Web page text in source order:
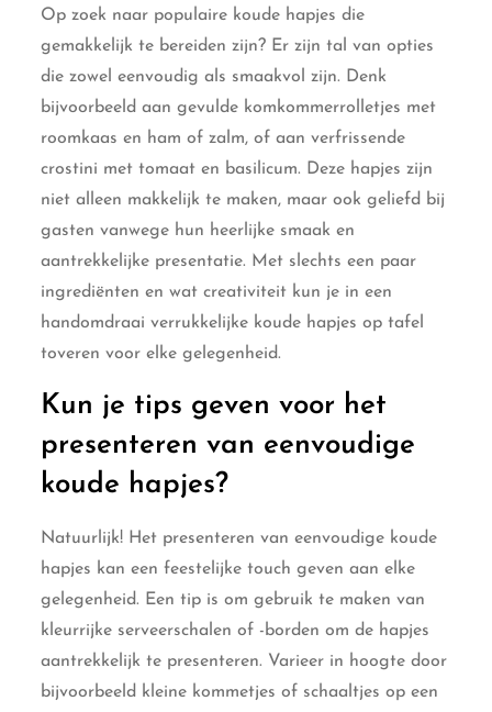
Op zoek naar populaire koude hapjes die
gemakkelijk te bereiden zijn? Er zijn tal van opties
die zowel eenvoudig als smaakvol zijn. Denk
bijvoorbeeld aan gevulde komkommerrolletjes met
roomkaas en ham of zalm, of aan verfrissende
crostini met tomaat en basilicum. Deze hapjes zijn
niet alleen makkelijk te maken, maar ook geliefd bij
gasten vanwege hun heerlijke smaak en
aantrekkelijke presentatie. Met slechts een paar
ingrediënten en wat creativiteit kun je in een
handomdraai verrukkelijke koude hapjes op tafel
toveren voor elke gelegenheid.
Kun je tips geven voor het
presenteren van eenvoudige
koude hapjes?
Natuurlijk! Het presenteren van eenvoudige koude
hapjes kan een feestelijke touch geven aan elke
gelegenheid. Een tip is om gebruik te maken van
kleurrijke serveerschalen of -borden om de hapjes
aantrekkelijk te presenteren. Varieer in hoogte door
bijvoorbeeld kleine kommetjes of schaaltjes op een